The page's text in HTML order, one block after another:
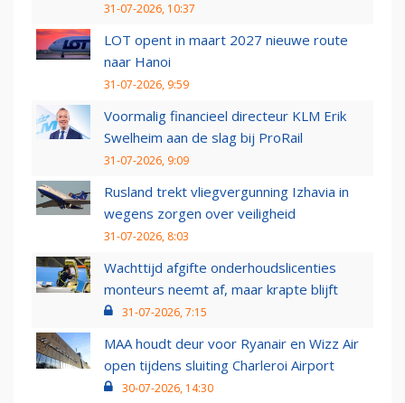
31-07-2026, 10:37
LOT opent in maart 2027 nieuwe route
naar Hanoi
31-07-2026, 9:59
Voormalig financieel directeur KLM Erik
Swelheim aan de slag bij ProRail
31-07-2026, 9:09
Rusland trekt vliegvergunning Izhavia in
wegens zorgen over veiligheid
31-07-2026, 8:03
Wachttijd afgifte onderhoudslicenties
monteurs neemt af, maar krapte blijft
31-07-2026, 7:15
MAA houdt deur voor Ryanair en Wizz Air
open tijdens sluiting Charleroi Airport
30-07-2026, 14:30